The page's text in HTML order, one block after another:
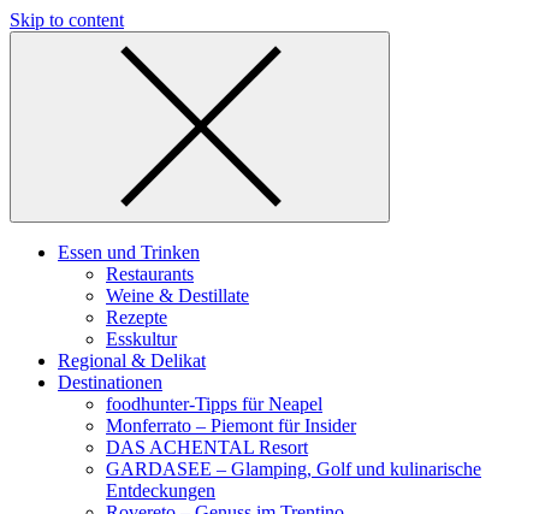
Skip to content
Essen und Trinken
Restaurants
Weine & Destillate
Rezepte
Esskultur
Regional & Delikat
Destinationen
foodhunter-Tipps für Neapel
Monferrato – Piemont für Insider
DAS ACHENTAL Resort
GARDASEE – Glamping, Golf und kulinarische
Entdeckungen